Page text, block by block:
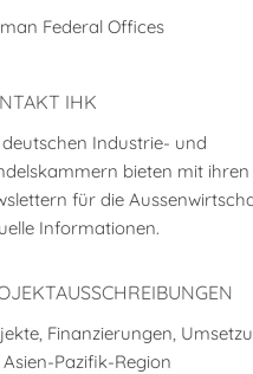
Federal Offices
IHK
deutschen Industrie- und
bieten mit ihren
für die
Informationen.
Finanzierungen,
Pazifik-Region